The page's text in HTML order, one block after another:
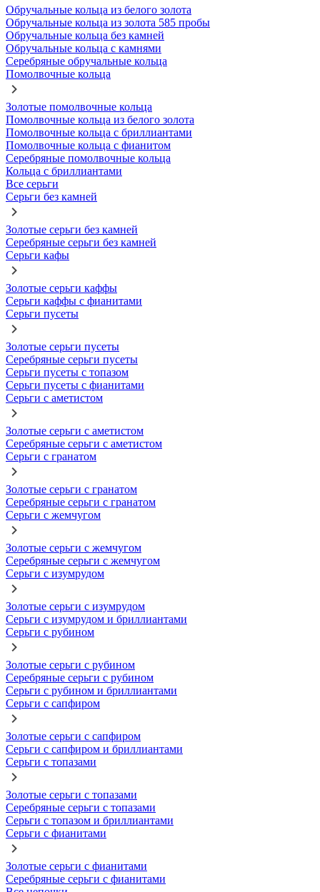
Обручальные кольца из белого золота
Обручальные кольца из золота 585 пробы
Обручальные кольца без камней
Обручальные кольца с камнями
Серебряные обручальные кольца
Помолвочные кольца
Золотые помолвочные кольца
Помолвочные кольца из белого золота
Помолвочные кольца с бриллиантами
Помолвочные кольца с фианитом
Серебряные помолвочные кольца
Кольца с бриллиантами
Все серьги
Серьги без камней
Золотые серьги без камней
Серебряные серьги без камней
Серьги кафы
Золотые серьги каффы
Серьги каффы с фианитами
Серьги пусеты
Золотые серьги пусеты
Серебряные серьги пусеты
Серьги пусеты с топазом
Серьги пусеты с фианитами
Серьги с аметистом
Золотые серьги с аметистом
Серебряные серьги с аметистом
Серьги с гранатом
Золотые серьги с гранатом
Серебряные серьги с гранатом
Серьги с жемчугом
Золотые серьги с жемчугом
Серебряные серьги с жемчугом
Серьги с изумрудом
Золотые серьги с изумрудом
Серьги с изумрудом и бриллиантами
Серьги с рубином
Золотые серьги с рубином
Серебряные серьги с рубином
Серьги с рубином и бриллиантами
Серьги с сапфиром
Золотые серьги с сапфиром
Серьги с сапфиром и бриллиантами
Серьги с топазами
Золотые серьги с топазами
Серебряные серьги с топазами
Серьги с топазом и бриллиантами
Серьги с фианитами
Золотые серьги с фианитами
Серебряные серьги с фианитами